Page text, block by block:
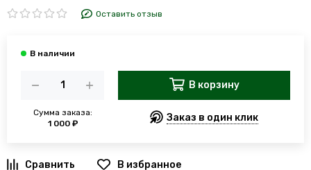
Оставить отзыв
Сумма заказа:
1 000 ₽
В корзину
Заказ в один клик
В избранное